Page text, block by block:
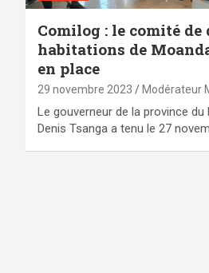
Comilog : le comité
habitations de
en place
29 novembre 2023 Modérateur
Le gouverneur de la province
Denis Tsanga a tenu le 27